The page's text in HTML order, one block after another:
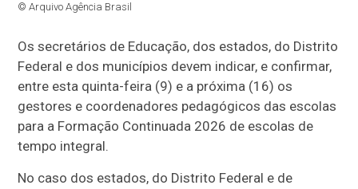
© Arquivo Agência Brasil
Os secretários de Educação, dos estados, do Distrito
Federal e dos municípios devem indicar, e confirmar,
entre esta quinta-feira (9) e a próxima (16) os
gestores e coordenadores pedagógicos das escolas
para a Formação Continuada 2026 de escolas de
tempo integral.
No caso dos estados, do Distrito Federal e de